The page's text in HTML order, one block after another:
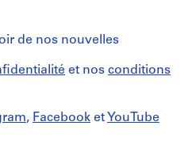
de nos nouvelles
et nos conditions
, Facebook et YouTube